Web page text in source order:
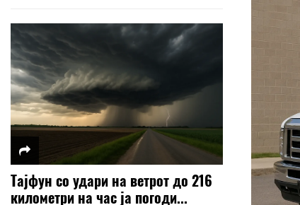
Тајфун со удари на ветрот до 216
километри на час ја погоди...